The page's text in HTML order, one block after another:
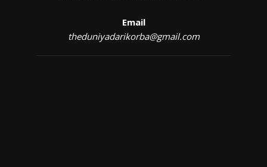
Email
theduniyadarikorba@gmail.com